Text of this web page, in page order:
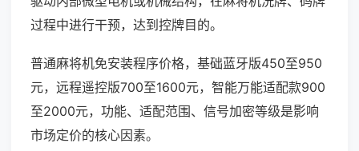
过程中进行干预，达到控牌目的。
普通麻将机免安装程序价格，基础蓝牙版450至950
元，远程遥控版700至1600元，智能万能适配款900
至2000元，功能、适配范围、信号加密等级是影响
市场定价的核心因素。